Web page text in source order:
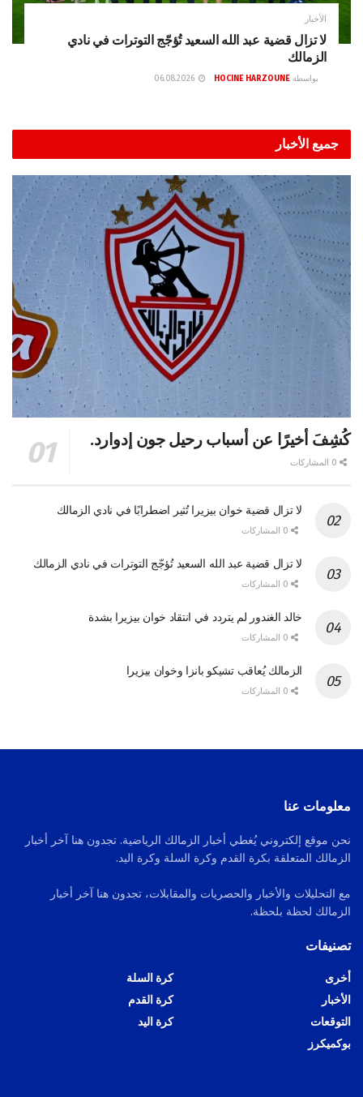
الأخبار
لا تزال قضية عبد الله السعيد تُؤجّج التوترات في نادي
الزمالك
بواسطة HOCINE HARZOUNE
جميع الأخبار
كُشِفَ أخيرًا عن أسباب رحيل جون إدوارد.
لا تزال قضية خوان بيزيرا تُثير اضطرابًا في نادي الزمالك
لا تزال قضية عبد الله السعيد تُؤجّج التوترات في نادي الزمالك
خالد الغندور لم يتردد في انتقاد خوان بيزيرا بشدة
الزمالك يُعاقب تشيكو بانزا وخوان بيزيرا
معلومات عنا
نحن موقع إلكتروني يُغطي أخبار الزمالك الرياضية. تجدون هنا آخر أخبار
الزمالك المتعلقة بكرة القدم وكرة السلة وكرة اليد.
مع التحليلات والأخبار والحصريات والمقابلات، تجدون هنا آخر أخبار
الزمالك لحظة بلحظة.
تصنيفات
أخرى
الأخبار
التوقعات
بوكميكرز
كرة السلة
كرة القدم
كرة اليد